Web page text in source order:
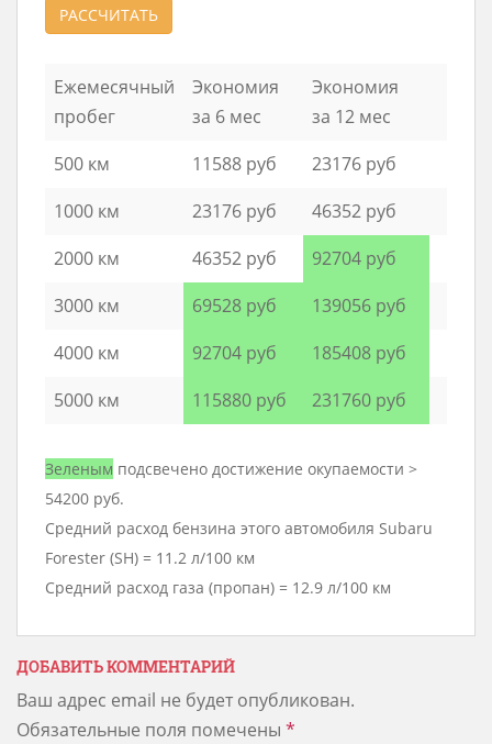
РАССЧИТАТЬ
Ежемесячный
пробег
Экономия
за 6 мес
Экономия
за 12 мес
500 км
11588 руб
23176 руб
1000 км
23176 руб
46352 руб
2000 км
46352 руб
92704 руб
3000 км
69528 руб
139056 руб
4000 км
92704 руб
185408 руб
5000 км
115880 руб 231760 руб
Зеленым подсвечено достижение окупаемости >
54200 руб.
Средний расход бензина этого автомобиля Subaru
Forester (SH) = 11.2 л/100 км
Средний расход газа (пропан) = 12.9 л/100 км
ДОБАВИТЬ КОММЕНТАРИЙ
Ваш адрес email не будет опубликован.
Обязательные поля помечены *